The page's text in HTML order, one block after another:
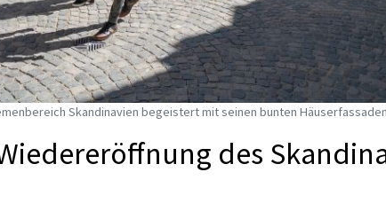
Skandinavien begeistert mit seinen bunten
des